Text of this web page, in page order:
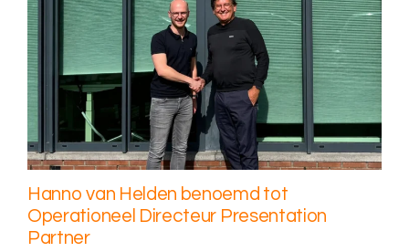
Hanno van Helden benoemd tot
Operationeel Directeur Presentation
Partner